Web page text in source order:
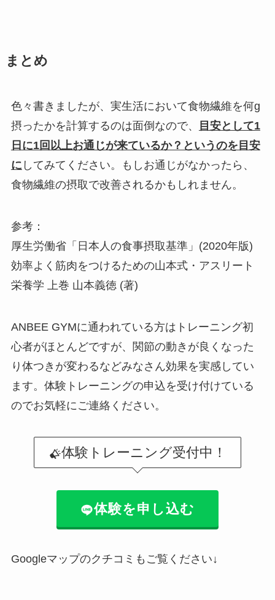
まとめ
色々書きましたが、実生活において食物繊維を何g
摂ったかを計算するのは面倒なので、
目安として1
日に1回以上お通じが来ているか？というのを目安
に してみてください。もしお通じがなかったら、
食物繊維の摂取で改善されるかもしれません。
参考：
厚生労働省「日本人の食事摂取基準」(2020年版)
効率よく筋肉をつけるための山本式・アスリート
栄養学 上巻 山本義徳 (著)
ANBEE GYMに通われている方はトレーニング初
心者がほとんどですが、関節の動きが良くなった
り体つきが変わるなどみなさん効果を実感してい
ます。体験トレーニングの申込を受け付けている
のでお気軽にご連絡ください。
体験トレーニング受付中！
体験を申し込む
Googleマップのクチコミもご覧ください↓